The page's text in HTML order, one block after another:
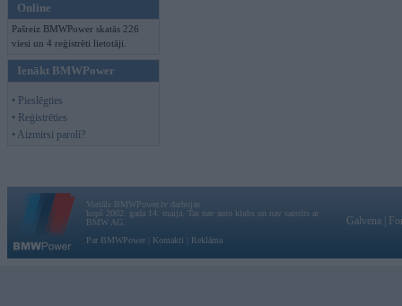
Online
Pašreiz BMWPower skatās 226
viesi un 4 reģistrēti lietotāji.
Ienākt BMWPower
• Pieslēgties
• Reģistrēties
• Aizmirsi paroli?
Vortāls BMWPower.lv darbojas
kopš 2002. gada 14. maija. Tas nav auto klubs un nav saistīts ar
BMW AG.
Par BMWPower
Kontakti Reklāma
Galvena